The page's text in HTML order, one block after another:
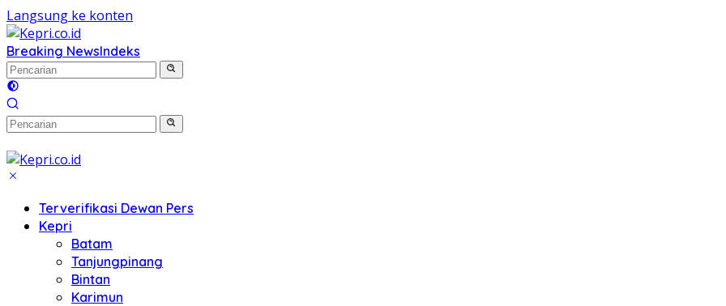
Langsung ke konten
Breaking NewsIndeks
Terverifikasi Dewan Pers
Kepri
Batam
Tanjungpinang
Bintan
Karimun